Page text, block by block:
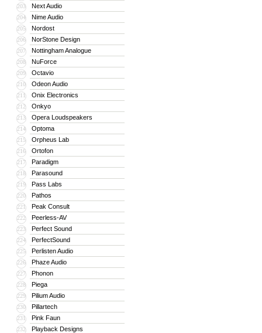
203 Next Audio
204 Nime Audio
205 Nordost
206 NorStone Design
207 Nottingham Analogue
208 NuForce
209 Octavio
210 Odeon Audio
211 Onix Electronics
212 Onkyo
213 Opera Loudspeakers
214 Optoma
215 Orpheus Lab
216 Ortofon
217 Paradigm
218 Parasound
219 Pass Labs
220 Pathos
221 Peak Consult
222 Peerless-AV
223 Perfect Sound
224 PerfectSound
225 Perlisten Audio
226 Phaze Audio
227 Phonon
228 Piega
229 Pilium Audio
230 Pillartech
231 Pink Faun
232 Playback Designs